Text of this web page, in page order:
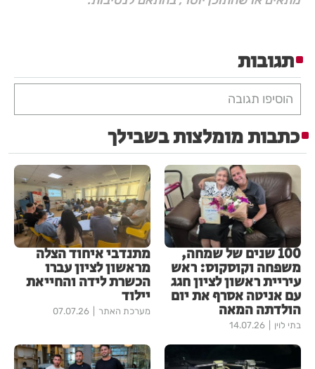
תגובות
הוסיפו תגובה
כתבות מומלצות בשבילך
100 שנים של שמחה,
משפחה וקוסקוס: ראש
עיריית ראשון לציון חגג
עם אניטה אסרף את יום
הולדתה המאה
בתי לוין 14.07.26
מתנדבי איחוד הצלה
מראשון לציון עברו
הכשרת לידה והחייאת
יילוד
מערכת האתר 07.07.26